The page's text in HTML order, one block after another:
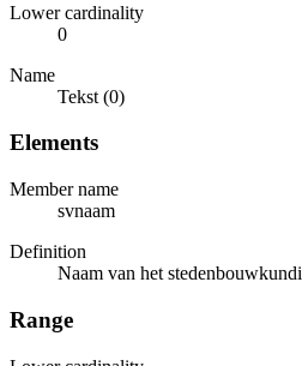
Lower cardinality
0
Name
Tekst (0)
Elements
Member name
svnaam
Definition
Naam van het
Range